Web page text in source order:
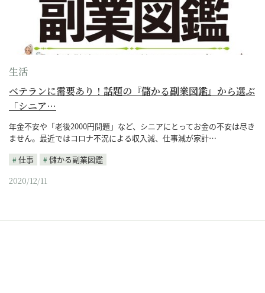
生活
ベテランに需要あり！話題の『儲かる副業図鑑』から選ぶ
「シニア…
年金不安や「老後2000円問題」など、シニアにとってお金の不安は尽き
ません。最近ではコロナ不況による収入減、仕事減が家計…
仕事
儲かる副業図鑑
2020/12/11